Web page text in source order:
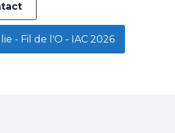
- Fil de l'O - IAC 2026